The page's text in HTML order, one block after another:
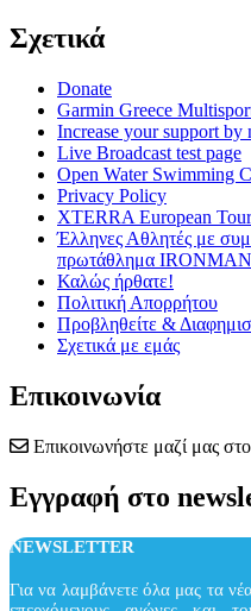
Σχετικά
Donate
Garmin Greece
Increase your support by
Live Broadcast test page
Open Water Swimming
Privacy Policy
XTERRA European
Έλληνες Αθλητές με
πρωτάθλημα IRONMAN
Καλώς ήρθατε!
Πολιτική Απορρήτου
Προβληθείτε &
Σχετικά με εμάς
Επικοινωνία
Επικοινωνήστε μαζί μας στο
Εγγραφή στο
NEWSLETTER
Για να λαμβάνετε όλα μας τα